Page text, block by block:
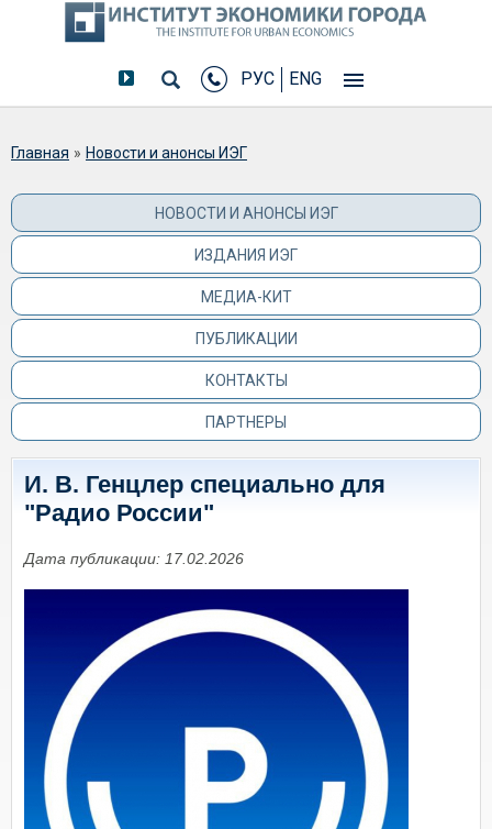
РУС ENG
Вы здесь
Главная » Новости и анонсы ИЭГ
НОВОСТИ И АНОНСЫ ИЭГ
ИЗДАНИЯ ИЭГ
МЕДИА-КИТ
ПУБЛИКАЦИИ
КОНТАКТЫ
ПАРТНЕРЫ
И. В. Генцлер специально для
"Радио России"
Дата публикации: 17.02.2026